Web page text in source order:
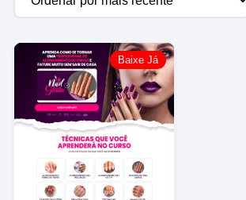
Baixe Já